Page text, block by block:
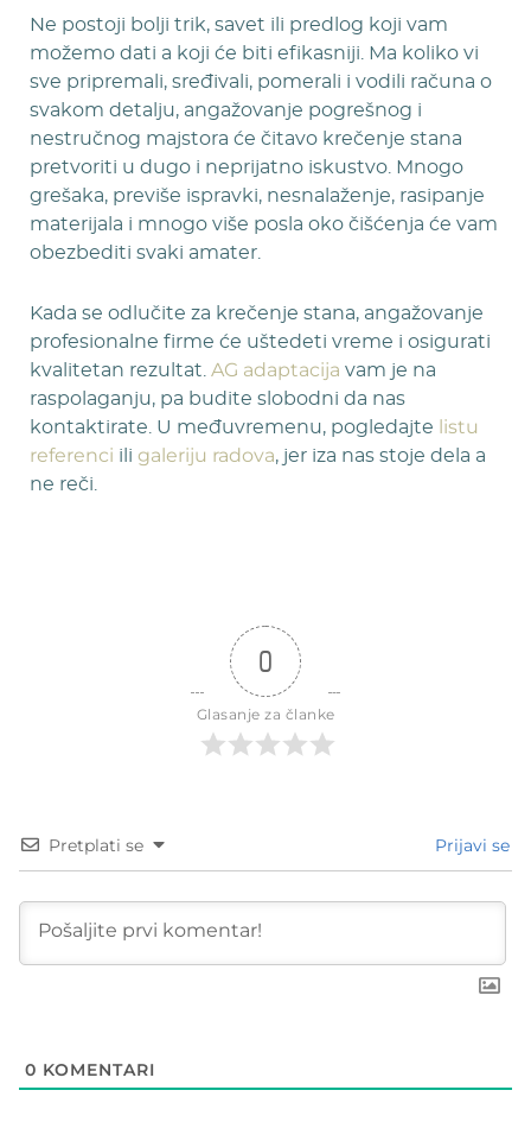
Ne postoji bolji trik, savet ili predlog koji vam
možemo dati a koji će biti efikasniji. Ma koliko vi
sve pripremali, sređivali, pomerali i vodili računa o
svakom detalju, angažovanje pogrešnog i
nestručnog majstora će čitavo krečenje stana
pretvoriti u dugo i neprijatno iskustvo. Mnogo
grešaka, previše ispravki, nesnalaženje, rasipanje
materijala i mnogo više posla oko čišćenja će vam
obezbediti svaki amater.
Kada se odlučite za krečenje stana, angažovanje
profesionalne firme će uštedeti vreme i osigurati
kvalitetan rezultat. AG adaptacija vam je na
raspolaganju, pa budite slobodni da nas
kontaktirate. U međuvremenu, pogledajte listu
referenci ili galeriju radova, jer iza nas stoje dela a
ne reči.
0
Glasanje za članke
Pretplati se Prijavi se
0 KOMENTARI